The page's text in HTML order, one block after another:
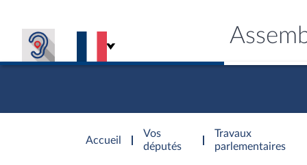
Accueil
d'accueil
Vos
députés
Travaux
parlementaires